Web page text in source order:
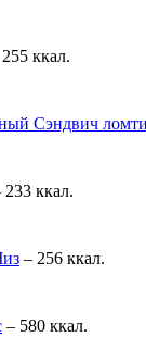
ккал.
Сэндвич
233 ккал.
– 256 ккал.
– 580 ккал.